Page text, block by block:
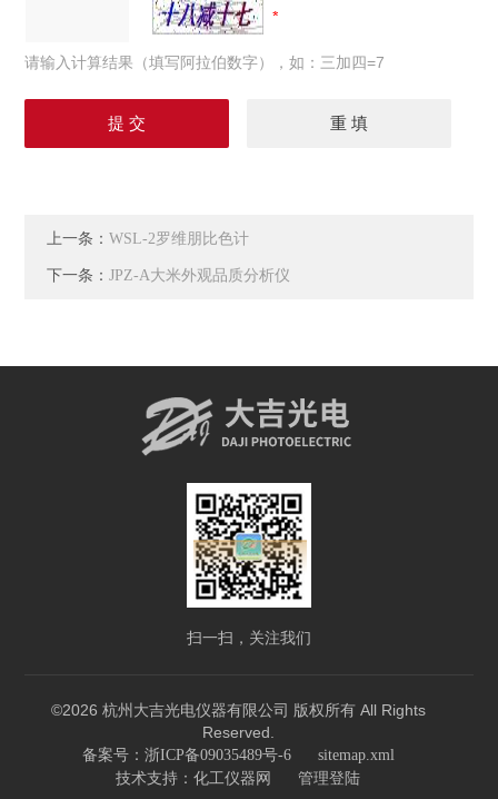
请输入计算结果（填写阿拉伯数字），如：三加四=7
上一条：WSL-2罗维朋比色计
下一条：JPZ-A大米外观品质分析仪
扫一扫，关注我们
©2026 杭州大吉光电仪器有限公司 版权所有 All Rights
Reserved.
备案号：浙ICP备09035489号-6 sitemap.xml
技术支持： 化工仪器网 管理登陆